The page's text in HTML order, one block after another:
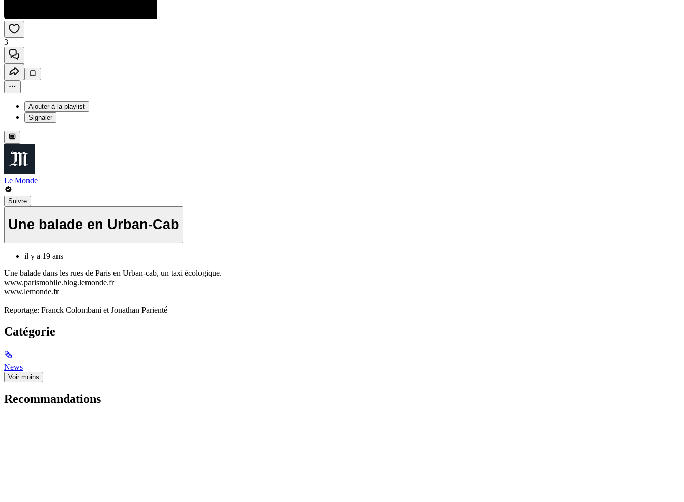
3
Ajouter à la playlist
Signaler
Le Monde
Suivre
Une balade en Urban-Cab
il y a 19 ans
Une balade dans les rues de Paris en Urban-cab, un taxi écologique.
www.parismobile.blog.lemonde.fr
www.lemonde.fr
Reportage: Franck Colombani et Jonathan Parienté
Catégorie
🗞
News
Voir moins
Recommandations